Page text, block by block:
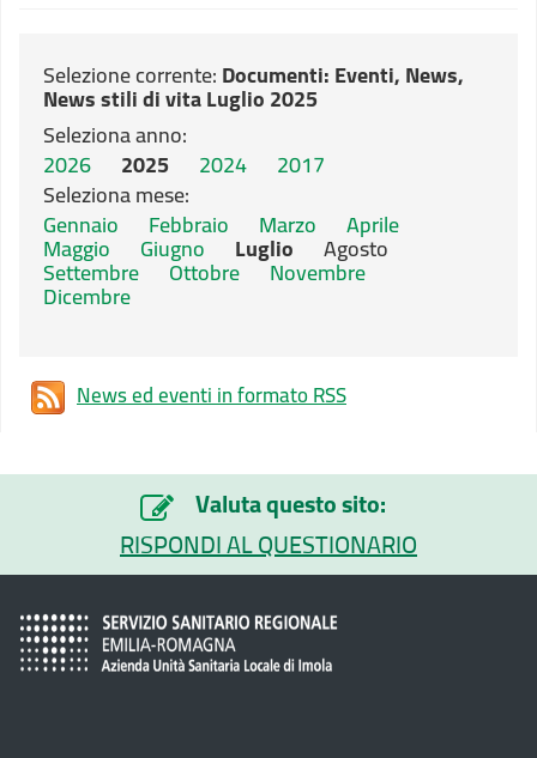
Selezione corrente:Documenti: Eventi, News,
News stili di vita Luglio 2025
Seleziona anno:
2026 2025 2024 2017
Seleziona mese:
Gennaio Febbraio Marzo Aprile
Maggio Giugno Luglio Agosto
Settembre Ottobre Novembre
Dicembre
News ed eventi in formato RSS
Valuta questo sito:
RISPONDI AL QUESTIONARIO